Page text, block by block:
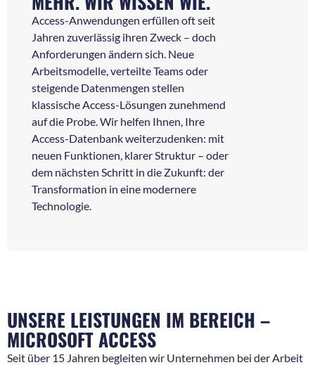
Access-Anwendungen erfüllen oft seit
Jahren zuverlässig ihren Zweck – doch
Anforderungen ändern sich. Neue
Arbeitsmodelle, verteilte Teams oder
steigende Datenmengen stellen
klassische Access-Lösungen zunehmend
auf die Probe. Wir helfen Ihnen, Ihre
Access-Datenbank weiterzudenken: mit
neuen Funktionen, klarer Struktur – oder
dem nächsten Schritt in die Zukunft: der
Transformation in eine modernere
Technologie.
UNSERE LEISTUNGEN IM BEREICH –
MICROSOFT ACCESS
Seit über 15 Jahren begleiten wir Unternehmen bei der Arbeit